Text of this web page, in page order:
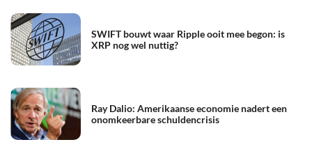
SWIFT bouwt waar Ripple ooit mee begon: is
XRP nog wel nuttig?
Ray Dalio: Amerikaanse economie nadert een
onomkeerbare schuldencrisis